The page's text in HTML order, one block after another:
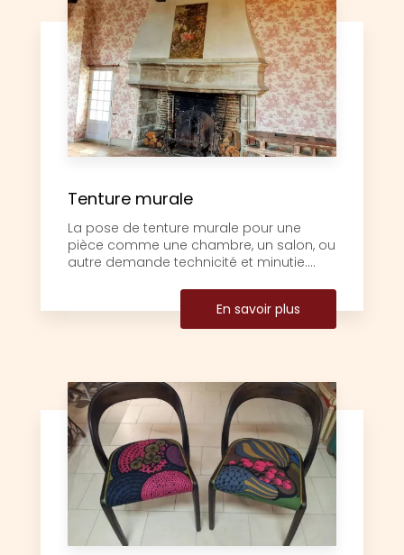
Tenture murale
La pose de tenture murale pour une
pièce comme une chambre, un salon, ou
autre demande technicité et minutie....
En savoir plus